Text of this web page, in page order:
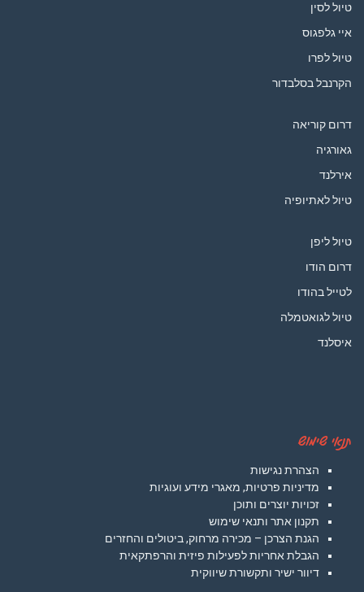
טיול לסין
איי גלפגוס
טיול לפרו
הקרנבל בסלבדור
דרום קוריאה
גאורגיה
אירלנד
טיול לאתיופיה
טיול ליפן
דרום הודו
לטייל בהודו
טיול לגואטמלה
איסלנד
תנאי שימוש
הצהרת נגישות
מדיניות פרטיות, מאגרי מידע ועוגיות
זכויות יוצרים ותוכן
תקנון אתר ותנאי שימוש
הגנת הצרכן – מכירה מרחוק, ביטולים והחזרים
הגבלת אחריות לפעילות פיזית והרפתקאית
דיוור ישיר ותקשורת שיווקית